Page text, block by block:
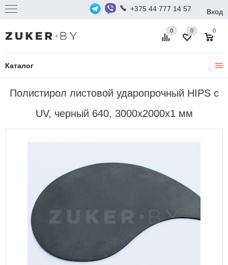
+375 44 777 14 57 Вход
Каталог
0 0
0
Полистирол листовой ударопрочный HIPS с
UV, черный 640, 3000х2000х1 мм